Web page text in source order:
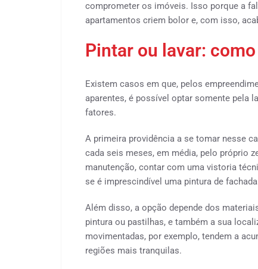
comprometer os imóveis. Isso porque a
apartamentos criem bolor e, com isso,
Pintar ou lavar:
Existem casos em que, pelos
aparentes, é possível optar somente pela
fatores.
A primeira providência a se tomar nesse
cada seis meses, em média, pelo próprio
manutenção, contar com uma vistoria
se é imprescindível uma pintura de
Além disso, a opção depende dos
pintura ou pastilhas, e também a sua
movimentadas, por exemplo, tendem a
regiões mais tranquilas.